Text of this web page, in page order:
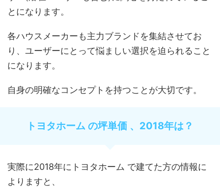
とになります。
各ハウスメーカーも主力ブランドを集結させてお
り、ユーザーにとって悩ましい選択を迫られること
になります。
自身の明確なコンセプトを持つことが大切です。
トヨタホーム の坪単価 、2018年は？
実際に2018年にトヨタホーム で建てた方の情報に
よりますと、